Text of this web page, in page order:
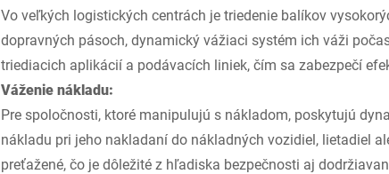
Vo veľkých logistických centrách je triedenie balíkov
dopravných pásoch, dynamický vážiaci systém ich váži
triediacich aplikácií a podávacích liniek, čím sa zabezpečí
Váženie nákladu:
Pre spoločnosti, ktoré manipulujú s nákladom, poskytujú
nákladu pri jeho nakladaní do nákladných vozidiel, lietadiel
preťažené, čo je dôležité z hľadiska bezpečnosti aj